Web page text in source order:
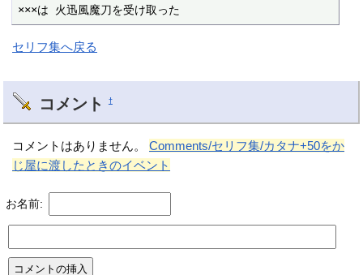
×××は 火迅風魔刀を受け取った
セリフ集へ戻る
コメント †
コメントはありません。Comments/セリフ集/カタナ+50をか
じ屋に渡したときのイベント
お名前: